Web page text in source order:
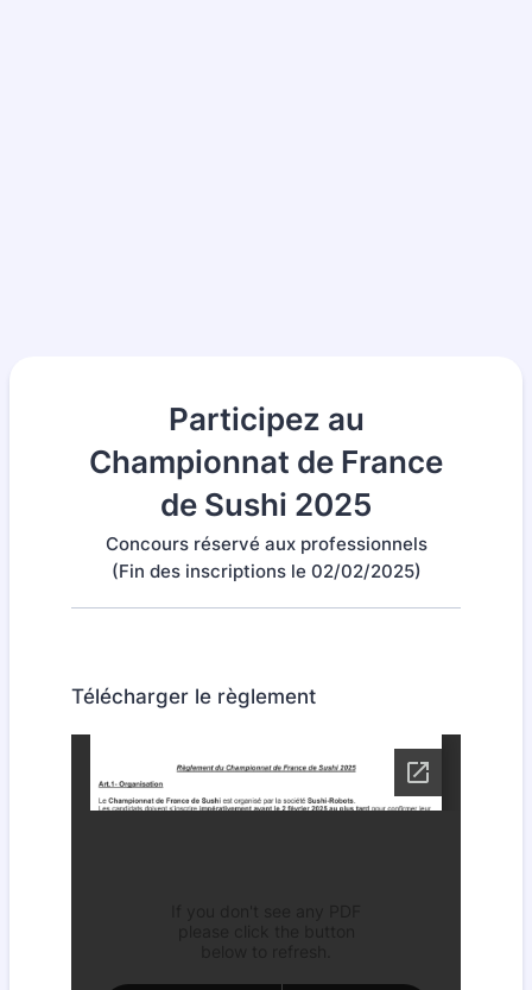
Participez au
Championnat de France
de Sushi 2025
Concours réservé aux professionnels
(Fin des inscriptions le 02/02/2025)
Télécharger le règlement